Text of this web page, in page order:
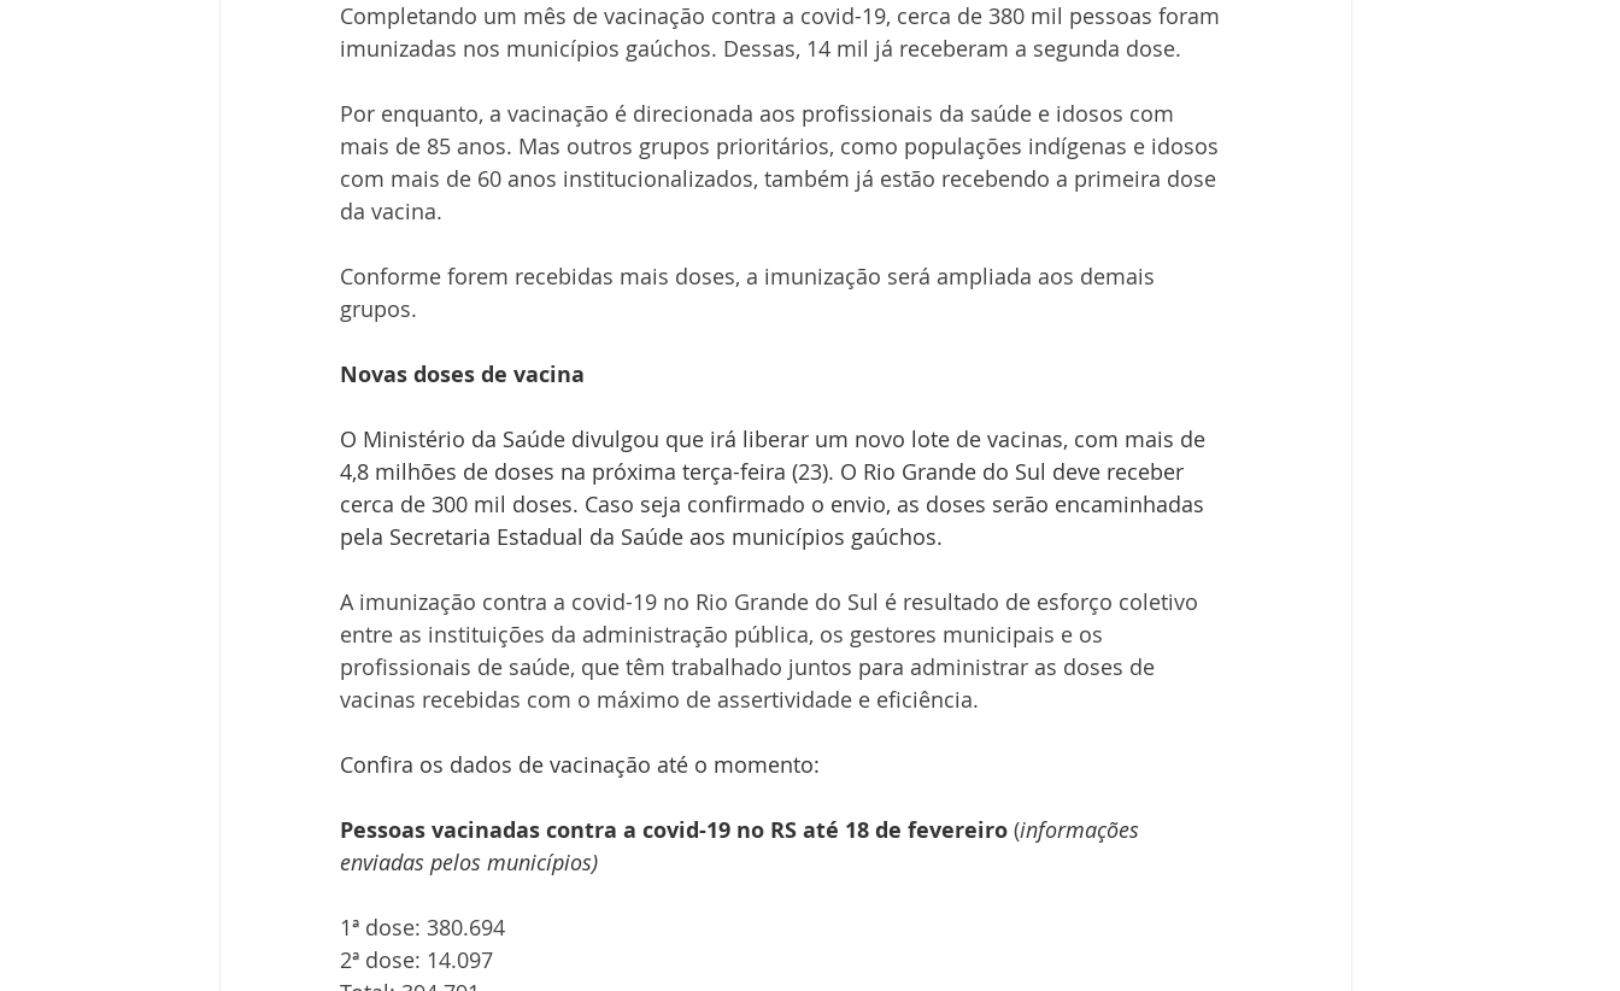
Completando um mês de vacinação contra a covid-19, cerca de 380 mil pessoas foram
imunizadas nos municípios gaúchos. Dessas, 14 mil já receberam a segunda dose.
Por enquanto, a vacinação é direcionada aos profissionais da saúde e idosos com
mais de 85 anos. Mas outros grupos prioritários, como populações indígenas e idosos
com mais de 60 anos institucionalizados, também já estão recebendo a primeira dose
da vacina.
Conforme forem recebidas mais doses, a imunização será ampliada aos demais
grupos.
Novas doses de vacina
O Ministério da Saúde divulgou que irá liberar um novo lote de vacinas, com mais de
4,8 milhões de doses na próxima terça-feira (23). O Rio Grande do Sul deve receber
cerca de 300 mil doses. Caso seja confirmado o envio, as doses serão encaminhadas
pela Secretaria Estadual da Saúde aos municípios gaúchos.
A imunização contra a covid-19 no Rio Grande do Sul é resultado de esforço coletivo
entre as instituições da administração pública, os gestores municipais e os
profissionais de saúde, que têm trabalhado juntos para administrar as doses de
vacinas recebidas com o máximo de assertividade e eficiência.
Confira os dados de vacinação até o momento:
Pessoas vacinadas contra a covid-19 no RS até 18 de fevereiro (informações
enviadas pelos municípios)
1ª dose: 380.694
2ª dose: 14.097